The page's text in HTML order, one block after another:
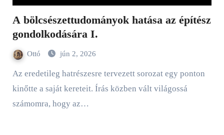
A bölcsészettudományok hatása az építész
gondolkodására I.
Ottó jún 2, 2026
Az eredetileg hatrészesre tervezett sorozat egy ponton
kinőtte a saját kereteit. Írás közben vált világossá
számomra, hogy az…